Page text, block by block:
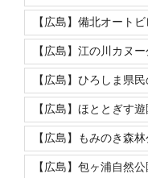
【広島】備北オート
【広島】江の川カヌ
【広島】ひろしま県
【広島】ほととぎす遊
【広島】もみのき森
【広島】包ヶ浦自然